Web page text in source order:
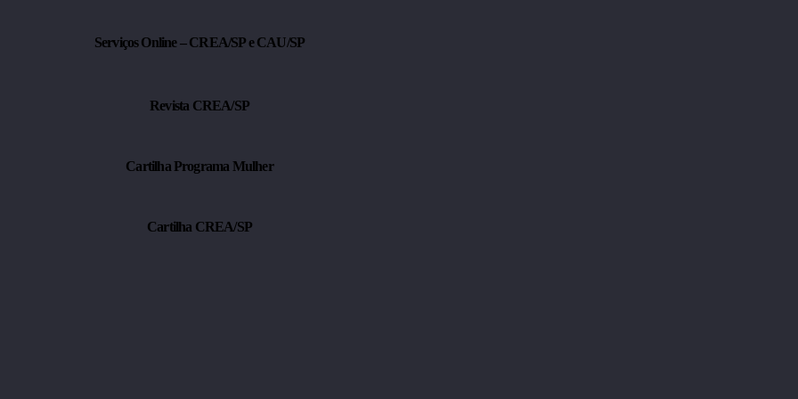
Elétricos e a Orientação Técnica Oficial
Serviços Online – CREA/SP e CAU/SP